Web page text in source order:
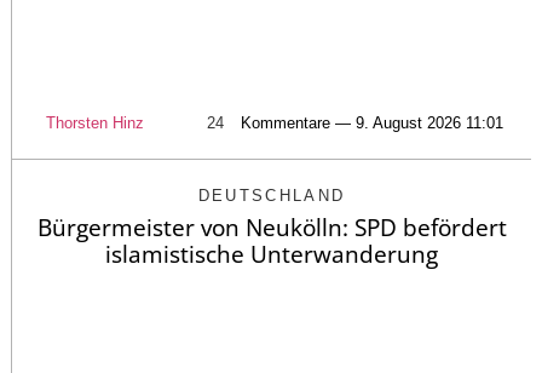
Thorsten Hinz 24 Kommentare — 9. August 2026 11:01
DEUTSCHLAND
Bürgermeister von Neukölln: SPD befördert
islamistische Unterwanderung